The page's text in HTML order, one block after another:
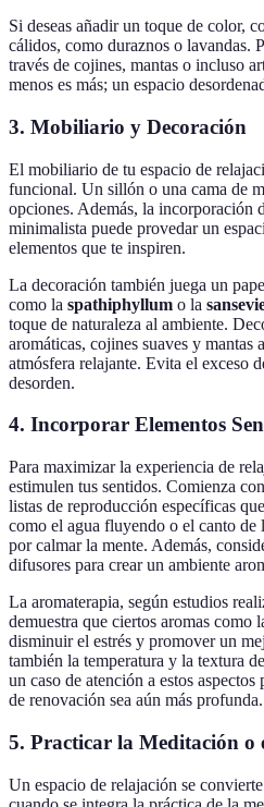
Si deseas añadir un toque de color,
cálidos, como duraznos o lavandas.
través de cojines, mantas o incluso
menos es más; un espacio
3. Mobiliario y Decoración
El mobiliario de tu espacio de
funcional. Un sillón o una cama de
opciones. Además, la incorporación
minimalista puede provedar un
elementos que te inspiren.
La decoración también juega un
como la spathiphyllum o la
toque de naturaleza al ambiente.
aromáticas, cojines suaves y mantas
atmósfera relajante. Evita el exceso
desorden.
4. Incorporar Elementos
Para maximizar la experiencia de
estimulen tus sentidos. Comienza
listas de reproducción específicas
como el agua fluyendo o el canto de
por calmar la mente. Además,
difusores para crear un ambiente
La aromaterapia, según estudios
demuestra que ciertos aromas como
disminuir el estrés y promover un
también la temperatura y la textura
un caso de atención a estos
de renovación sea aún más profunda.
5. Practicar la Meditación o
Un espacio de relajación se